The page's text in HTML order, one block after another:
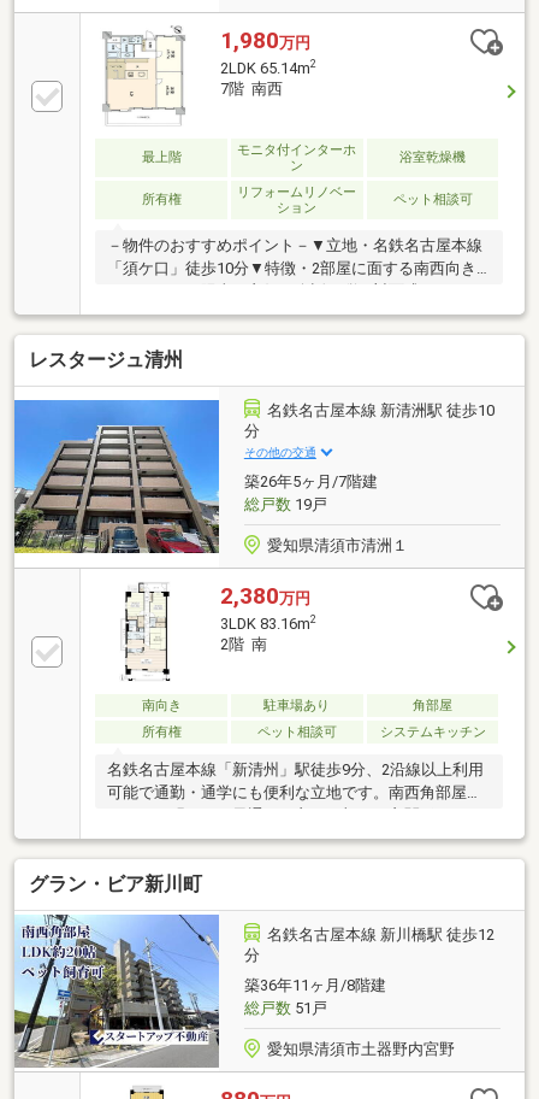
1,980万円
2LDK 65.14m2
7階 南西
最上階
モニタ付インターホ
ン
浴室乾燥機
所有権
リフォームリノベー
ション
ペット相談可
－物件のおすすめポイント－▼立地・名鉄名古屋本線
「須ケ口」徒歩10分▼特徴・2部屋に面する南西向き
ン、パントリー有・浴室乾燥機を設置▼設備・シャワ
ー付洗面化粧台・TVモニタ付インターホン▼2023年8
月室内リフォーム履歴【交換】キッチン、浴室、トイ
レ、洗面化粧台 等【貼替】フローリング、クロス
(壁・天井)【その他】塗装(壁・天井)、ハウスクリーニ
ング 他▼周辺環境・本山公園 徒歩7分(約560m)■ ご希
望の住まい探しをお手伝いします ━━━━━・・・物
件の詳細・ご相談はお気軽にお問い合わせください。
レスタージュ清州
名鉄名古屋本線 新清洲駅 徒歩10
分
その他の交通
築26年5ヶ月/7階建
総戸数19戸
愛知県清須市清洲１
2,380万円
3LDK 83.16m2
2階 南
南向き 駐車場あり
角部屋
所有権
ペット相談可 システムキッチン
名鉄名古屋本線「新清州」駅徒歩9分、2沿線以上利用
可能で通勤・通学にも便利な立地です。南西角部屋な
トランクルームやキッチンの勝手口、浴室の窓など、
暮らしやすさに配慮された設備も魅力です。
グラン・ビア新川町
名鉄名古屋本線 新川橋駅 徒歩12
分
築36年11ヶ月/8階建
総戸数51戸
愛知県清須市土器野内宮野